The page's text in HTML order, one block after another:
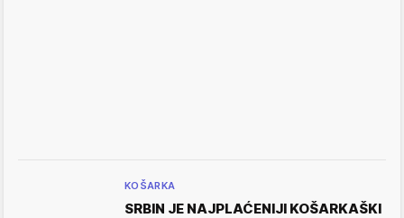
KOŠARKA
SRBIN JE NAJPLAĆENIJI KOŠARKAŠKI